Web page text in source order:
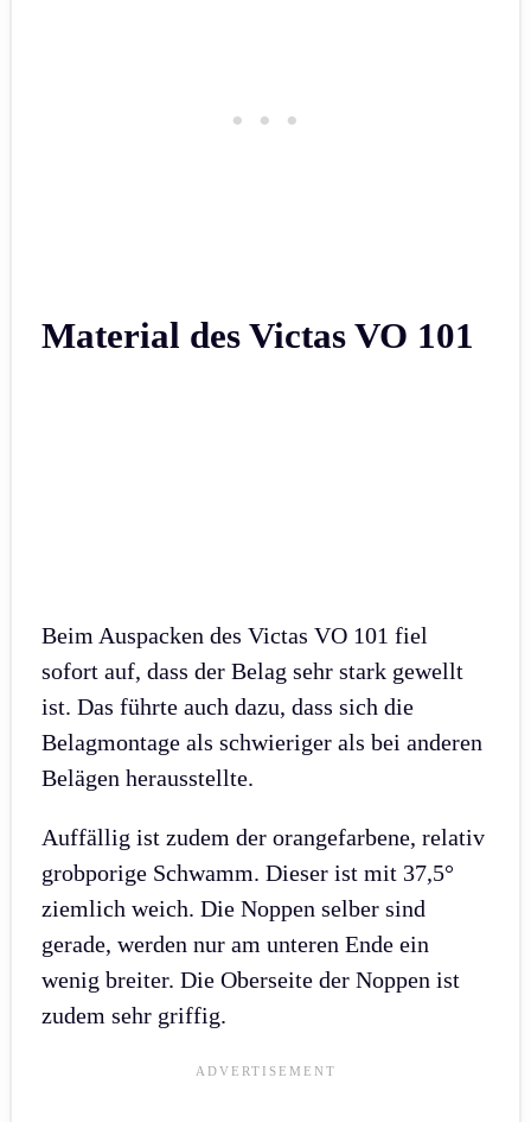
Material des Victas VO 101
Beim Auspacken des Victas VO 101 fiel
sofort auf, dass der Belag sehr stark gewellt
ist. Das führte auch dazu, dass sich die
Belagmontage als schwieriger als bei anderen
Belägen herausstellte.
Auffällig ist zudem der orangefarbene, relativ
grobporige Schwamm. Dieser ist mit 37,5°
ziemlich weich. Die Noppen selber sind
gerade, werden nur am unteren Ende ein
wenig breiter. Die Oberseite der Noppen ist
zudem sehr griffig.